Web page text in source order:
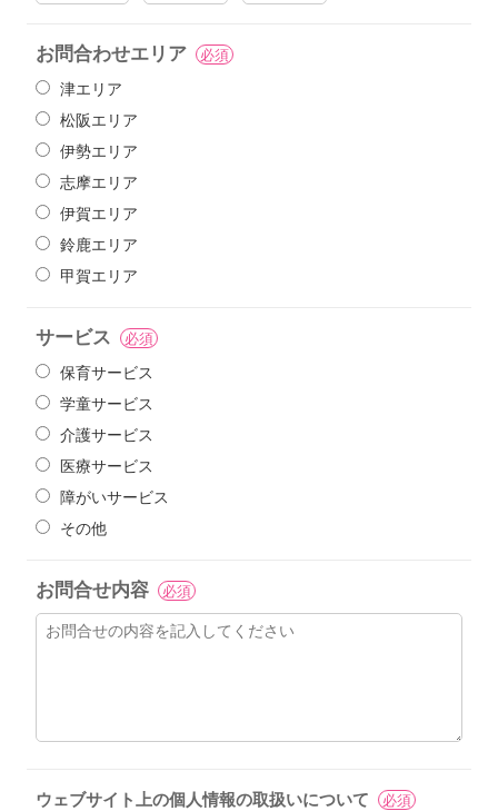
お問合わせエリア 必須
津エリア
松阪エリア
伊勢エリア
志摩エリア
伊賀エリア
鈴鹿エリア
甲賀エリア
サービス 必須
保育サービス
学童サービス
介護サービス
医療サービス
障がいサービス
その他
お問合せ内容 必須
ウェブサイト上の個人情報の取扱いについて 必須